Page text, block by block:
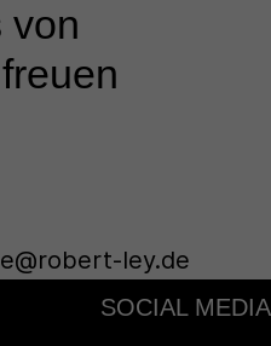
von
ley.de
SOCIAL MEDIA